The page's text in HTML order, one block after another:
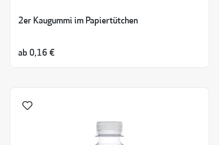
2er Kaugummi im Papiertütchen
ab 0,16 €